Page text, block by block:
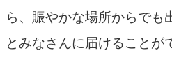
ら、賑やかな場所からでも
とみなさんに届けることが